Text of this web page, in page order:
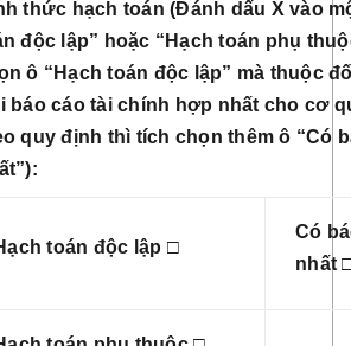
thức hạch toán (Đánh dấu X vào
độc lập” hoặc “Hạch toán phụ
ô “Hạch toán độc lập” mà thuộc
báo cáo tài chính hợp nhất cho cơ
quy định thì tích chọn thêm ô “Có
toán độc lập □
Có
nhất